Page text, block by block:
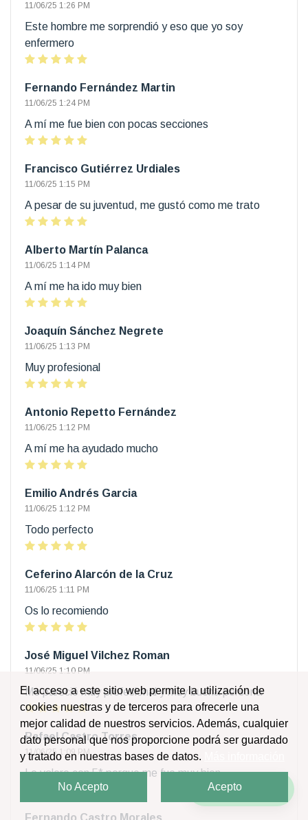
¡Escríbenos!
11/06/25 1:26 PM
Este hombre me sorprendió y eso que yo soy
enfermero
Fernando Fernández Martin
11/06/25 1:24 PM
A mí me fue bien con pocas secciones
Francisco Gutiérrez Urdiales
11/06/25 1:15 PM
A pesar de su juventud, me gustó como me trato
Alberto Martín Palanca
11/06/25 1:14 PM
A mí me ha ido muy bien
Joaquín Sánchez Negrete
11/06/25 1:13 PM
Muy profesional
Antonio Repetto Fernández
11/06/25 1:12 PM
A mí me ha ayudado mucho
Emilio Andrés Garcia
11/06/25 1:12 PM
Todo perfecto
Ceferino Alarcón de la Cruz
11/06/25 1:11 PM
Os lo recomiendo
José Miguel Vilchez Roman
11/06/25 1:10 PM
Me pareció muy profesional y muy buena persona
Rafael Castro Torres
11/06/25 1:09 PM
Lo valoro con 5* porque me fue muy bien
Fernando Castro Morales
El acceso a este sitio web permite la utilización de
cookies nuestras y de terceros para ofrecerle una
mejor calidad de nuestros servicios. Además, cualquier
dato personal que nos proporcione podrá ser guardado
y tratado en nuestras bases de datos.
No Acepto Acepto